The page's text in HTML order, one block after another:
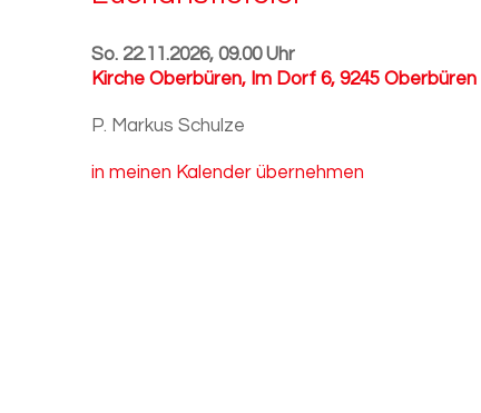
So. 22.11.2026, 09.00 Uhr
Kirche Oberbüren, Im Dorf 6, 9245 Oberbüren
P. Markus Schulze
in meinen Kalender übernehmen